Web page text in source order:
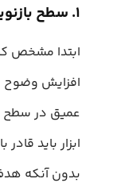
۱. سطح بازنویسی
ابتدا مشخص
افزایش وضوح
عمیق در سطح
ابزار باید قادر
بدون آنکه